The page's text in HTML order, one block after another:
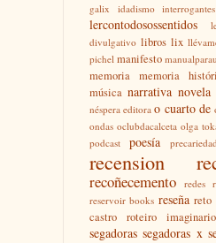
galix
idadismo interrogantes
lercontodosossentidos
divulgativo libros lix
pichel manifesto
memoria memoria
música narrativa novela
néspera editora o cuarto de
ondas oclubdacalceta olga
podcast
poesía
recension
recoñecemento redes
reservoir books reseña reto
castro
roteiro imaginario
segadoras segadoras x